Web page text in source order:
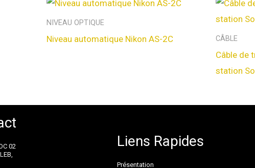
NIVEAU OPTIQUE
Niveau automatique Nikon AS-2C CÂBLE
Câble de
station
02
Liens Rapides
Présentation